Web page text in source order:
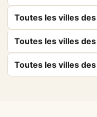
Toutes les villes
Toutes les villes
Toutes les villes